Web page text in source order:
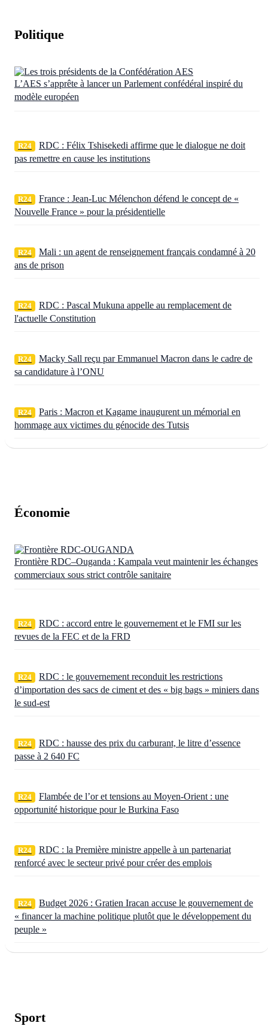
Politique
L’AES s’apprête à lancer un Parlement confédéral inspiré du
modèle européen
R24
RDC : Félix Tshisekedi affirme que le dialogue ne doit
pas remettre en cause les institutions
R24
France : Jean-Luc Mélenchon défend le concept de «
Nouvelle France » pour la présidentielle
R24
Mali : un agent de renseignement français condamné à 20
ans de prison
R24
RDC : Pascal Mukuna appelle au remplacement de
l'actuelle Constitution
R24
Macky Sall reçu par Emmanuel Macron dans le cadre de
sa candidature à l’ONU
R24
Paris : Macron et Kagame inaugurent un mémorial en
hommage aux victimes du génocide des Tutsis
Économie
Frontière RDC–Ouganda : Kampala veut maintenir les échanges
commerciaux sous strict contrôle sanitaire
R24
RDC : accord entre le gouvernement et le FMI sur les
revues de la FEC et de la FRD
R24
RDC : le gouvernement reconduit les restrictions
d’importation des sacs de ciment et des « big bags » miniers dans
le sud-est
R24
RDC : hausse des prix du carburant, le litre d’essence
passe à 2 640 FC
R24
Flambée de l’or et tensions au Moyen-Orient : une
opportunité historique pour le Burkina Faso
R24
RDC : la Première ministre appelle à un partenariat
renforcé avec le secteur privé pour créer des emplois
R24
Budget 2026 : Gratien Iracan accuse le gouvernement de
« financer la machine politique plutôt que le développement du
peuple »
Sport